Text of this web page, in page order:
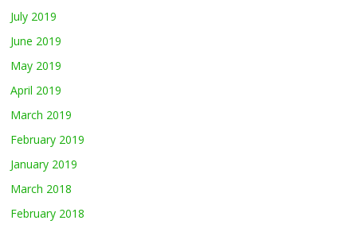
July 2019
June 2019
May 2019
April 2019
March 2019
February 2019
January 2019
March 2018
February 2018